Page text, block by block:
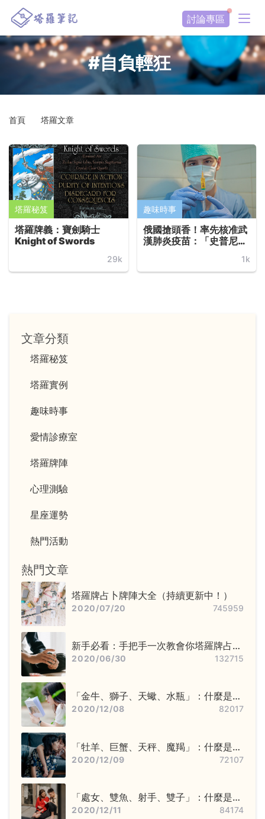
討論專區
#自負輕狂
首頁 塔羅文章
塔羅秘笈
塔羅牌義：寶劍騎士
Knight of Swords
29k
趣味時事
俄國搶頭香！率先核准武
漢肺炎疫苗：「史普尼克
1k
文章分類
塔羅秘笈
塔羅實例
趣味時事
愛情診療室
塔羅牌陣
心理測驗
星座運勢
熱門活動
熱門文章
塔羅牌占卜牌陣大全（持續更新中！）
2020/07/20 745959
新手必看：手把手一次教會你塔羅牌占卜
步驟——洗牌＋切牌、抽牌、排牌陣！
2020/06/30 132715
「金牛、獅子、天蠍、水瓶」：什麼是固
定星座，他們又該怎麼追？
2020/12/08 82017
「牡羊、巨蟹、天秤、魔羯」：什麼是基
本星座，他們又該怎麼追？
2020/12/09 72107
「處女、雙魚、射手、雙子」：什麼是變
動星座，他們又該怎麼追？
2020/12/11 84174